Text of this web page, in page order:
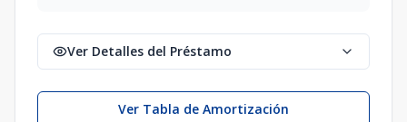
Ver Detalles del Préstamo
Ver Tabla de Amortización